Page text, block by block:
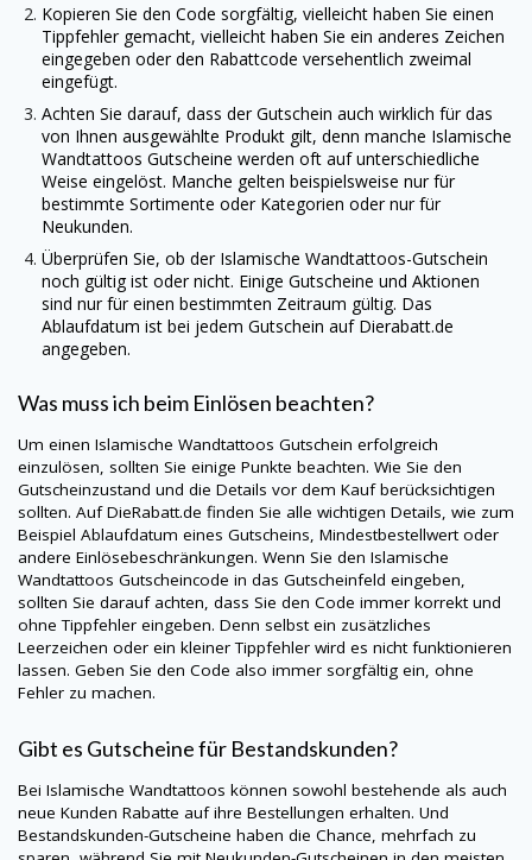
Kopieren Sie den Code sorgfältig, vielleicht haben Sie einen
Tippfehler gemacht, vielleicht haben Sie ein anderes Zeichen
eingegeben oder den Rabattcode versehentlich zweimal
eingefügt.
Achten Sie darauf, dass der Gutschein auch wirklich für das
von Ihnen ausgewählte Produkt gilt, denn manche Islamische
Wandtattoos Gutscheine werden oft auf unterschiedliche
Weise eingelöst. Manche gelten beispielsweise nur für
bestimmte Sortimente oder Kategorien oder nur für
Neukunden.
Überprüfen Sie, ob der Islamische Wandtattoos-Gutschein
noch gültig ist oder nicht. Einige Gutscheine und Aktionen
sind nur für einen bestimmten Zeitraum gültig. Das
Ablaufdatum ist bei jedem Gutschein auf Dierabatt.de
angegeben.
Was muss ich beim Einlösen beachten?
Um einen Islamische Wandtattoos Gutschein erfolgreich
einzulösen, sollten Sie einige Punkte beachten. Wie Sie den
Gutscheinzustand und die Details vor dem Kauf berücksichtigen
sollten. AufDieRabatt.de finden Sie alle wichtigen Details, wie zum
Beispiel Ablaufdatum eines Gutscheins, Mindestbestellwert oder
andere Einlösebeschränkungen. Wenn Sie den Islamische
Wandtattoos Gutscheincode in das Gutscheinfeld eingeben,
sollten Sie darauf achten, dass Sie den Code immer korrekt und
ohne Tippfehler eingeben. Denn selbst ein zusätzliches
Leerzeichen oder ein kleiner Tippfehler wird es nicht funktionieren
lassen. Geben Sie den Code also immer sorgfältig ein, ohne
Fehler zu machen.
Gibt es Gutscheine für Bestandskunden?
Bei Islamische Wandtattoos können sowohl bestehende als auch
neue Kunden Rabatte auf ihre Bestellungen erhalten. Und
Bestandskunden-Gutscheine haben die Chance, mehrfach zu